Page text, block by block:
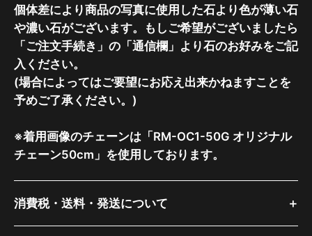
個体差により商品の写真に使用した石より色が薄い石
や濃い石がございます。もしご希望がございましたら
「ご注文手続き」の「通信欄」より石のお好みをご記
入ください。
(場合によってはご要望にお応え出来かねますことを
予めご了承ください。)
※着用画像のチェーンは「RM-OC1-50G オリジナル
チェーン50cm」を使用しております。
消費税・送料・発送について